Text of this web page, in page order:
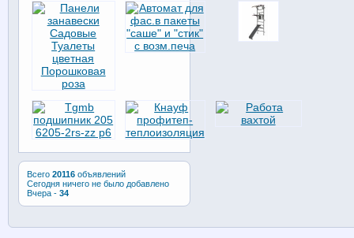
Всего 20116объявлений
Сегодня ничего не было добавлено
Вчера - 34